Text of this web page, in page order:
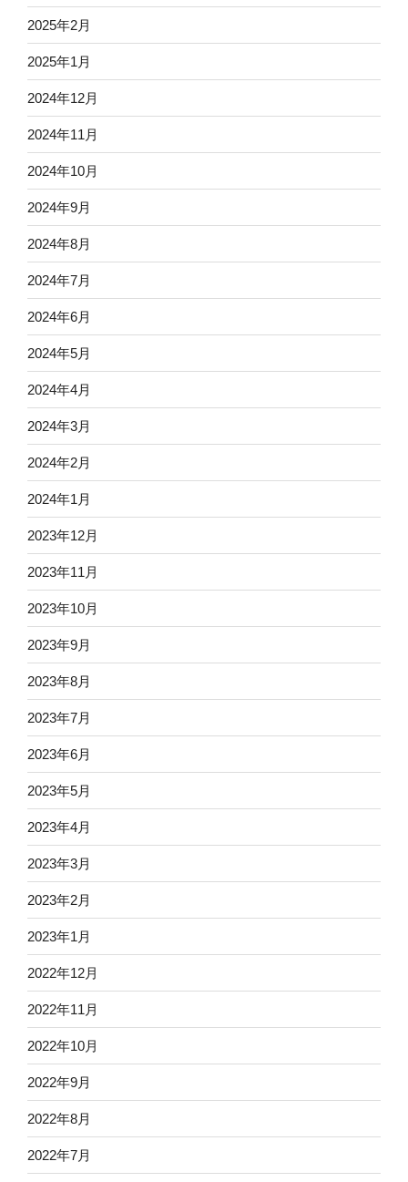
2025年2月
2025年1月
2024年12月
2024年11月
2024年10月
2024年9月
2024年8月
2024年7月
2024年6月
2024年5月
2024年4月
2024年3月
2024年2月
2024年1月
2023年12月
2023年11月
2023年10月
2023年9月
2023年8月
2023年7月
2023年6月
2023年5月
2023年4月
2023年3月
2023年2月
2023年1月
2022年12月
2022年11月
2022年10月
2022年9月
2022年8月
2022年7月